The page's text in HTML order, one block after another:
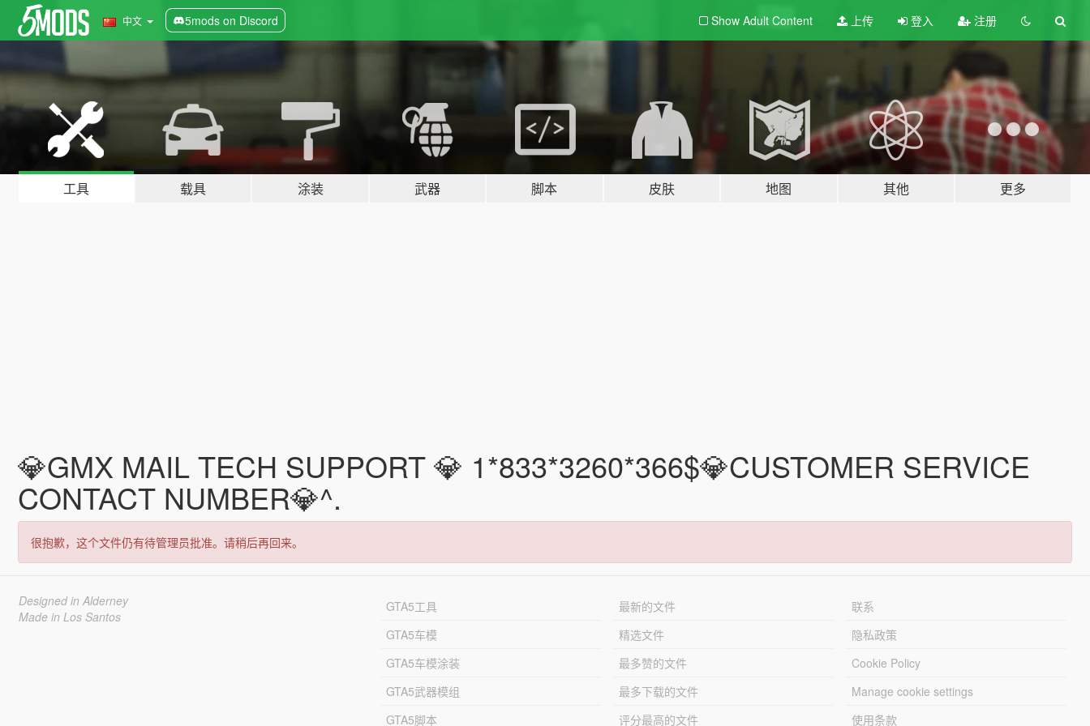
中文 5mods on Discord Show Adult Content 上传 登入 注册
工具 载具 涂装 武器 脚本 皮肤 地图 其他 更多
💎GMX MAIL TECH SUPPORT 💎 1*833*3260*366$💎CUSTOMER SERVICE
CONTACT NUMBER💎^.
很抱歉，这个文件仍有待管理员批准。请稍后再回来。
Designed in Alderney
Made in Los Santos
GTA5工具
GTA5车模
GTA5车模涂装
GTA5武器模组
GTA5脚本
最新的文件
精选文件
最多赞的文件
最多下载的文件
评分最高的文件
联系
隐私政策
Cookie Policy
Manage cookie settings
使用条款